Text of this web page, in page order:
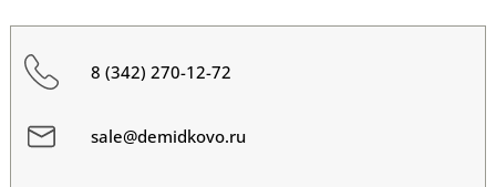
8 (342) 270-12-72
sale@demidkovo.ru